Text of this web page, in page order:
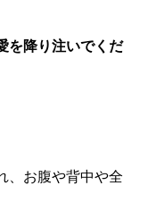
を降り注いでくだ
、お腹や背中や全